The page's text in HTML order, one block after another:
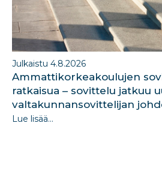
Julkaistu 4.8.2026
Ammattikorkeakoulujen
ratkaisua – sovittelu jatkuu
valtakunnansovittelijan
Lue lisää...